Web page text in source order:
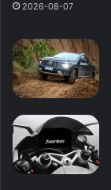
2026-08-07